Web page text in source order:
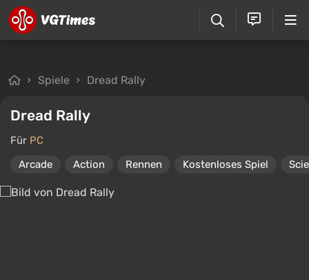
Spiele Dread Rally
Dread Rally
Für PC
Arcade
Action Rennen Kostenloses Spiel